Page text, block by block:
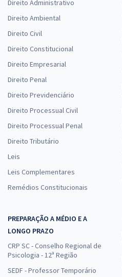
Direito Administrativo
Direito Ambiental
Direito Civil
Direito Constitucional
Direito Empresarial
Direito Penal
Direito Previdenciário
Direito Processual Civil
Direito Processual Penal
Direito Tributário
Leis
Leis Complementares
Remédios Constitucionais
PREPARAÇÃO A MÉDIO E A
LONGO PRAZO
CRP SC - Conselho Regional de
Psicologia - 12ª Região
SEDF - Professor Temporário